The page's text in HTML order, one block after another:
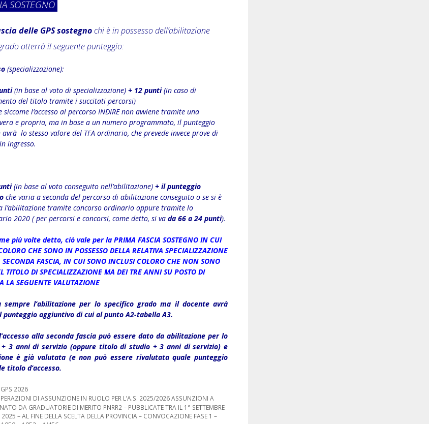
SOSTEGNO
delle GPS sostegnochi è in possesso dell’abilitazione
otterrà il seguente punteggio:
(specializzazione):
(in base al voto di specializzazione) + 12 punti(in caso di
del titolo tramite i succitati percorsi)
siccome l’accesso al percorso INDIRE non avviene tramite una
e propria, ma in base a un numero programmato, il punteggio
lo stesso valore del TFA ordinario, che prevede invece prove di
ingresso.
(in base al voto conseguito nell’abilitazione) + il punteggio
che varia a seconda del percorso di abilitazione conseguito o se si è
l’abilitazione tramite concorso ordinario oppure tramite lo
2020 ( per percorsi e concorsi, come detto, si va da 66 a 24 punti).
più volte detto, ciò vale per la PRIMA FASCIA SOSTEGNO IN CUI
CHE SONO IN POSSESSO DELLA RELATIVA SPECIALIZZAZIONE
FASCIA, IN CUI SONO INCLUSI COLORO CHE NON SONO
TITOLO DI SPECIALIZZAZIONE MA DEI TRE ANNI SU POSTO DI
LA SEGUENTE VALUTAZIONE
l’abilitazione per lo specifico grado ma il docente avrà
aggiuntivo di cui al punto A2-tabella A3.
alla seconda fascia può essere dato da abilitazione per lo
+ 3 anni di servizio (oppure titolo di studio + 3 anni di servizio) e
è già valutata (e non può essere rivalutata quale punteggio
titolo d’accesso.
GPS 2026
DI ASSUNZIONE IN RUOLO PER L’A.S. 2025/2026 ASSUNZIONI A
DA GRADUATORIE DI MERITO PNRR2 – PUBBLICATE TRA IL 1° SETTEMBRE
2025 – AL FINE DELLA SCELTA DELLA PROVINCIA – CONVOCAZIONE FASE 1 –